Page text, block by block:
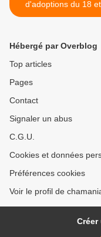
d'adoptions du 18
mars 2017 !
Hébergé par Overblog
Top articles
Pages
Contact
Signaler un abus
C.G.U.
Cookies et données
Préférences cookies
Voir le profil de